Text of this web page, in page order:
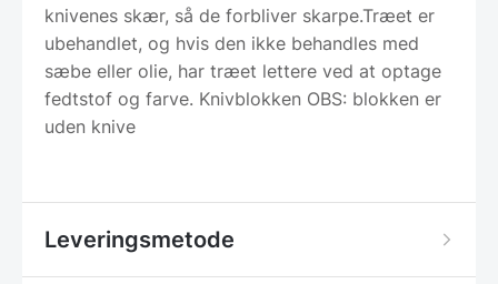
knivenes skær, så de forbliver skarpe.Træet er
ubehandlet, og hvis den ikke behandles med
sæbe eller olie, har træet lettere ved at optage
fedtstof og farve. Knivblokken OBS: blokken er
uden knive
Leveringsmetode